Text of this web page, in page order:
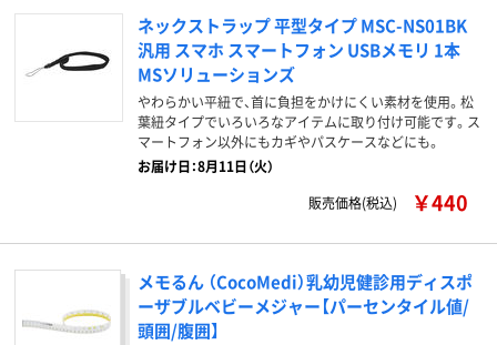
ネックストラップ 平型タイプ MSC-NS01BK
汎用 スマホ スマートフォン USBメモリ 1本
MSソリューションズ
やわらかい平紐で、首に負担をかけにくい素材を使用。松
葉紐タイプでいろいろなアイテムに取り付け可能です。ス
マートフォン以外にもカギやパスケースなどにも。
お届け日：8月11日（火）
販売価格(税込)
￥440
メモるん （CocoMedi）乳幼児健診用ディスポ
ーザブルベビーメジャー【パーセンタイル値/
頭囲/腹囲】